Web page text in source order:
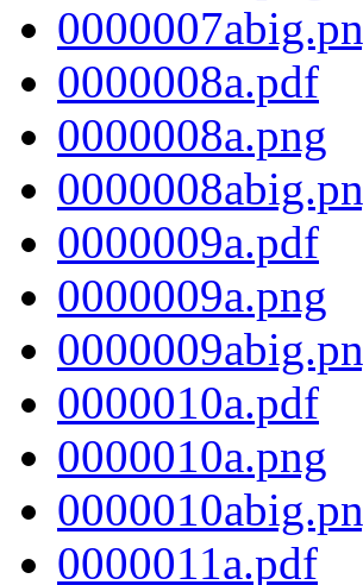
0000008a.pdf
0000008a.png
0000009a.pdf
0000009a.png
0000010a.pdf
0000010a.png
0000011a.pdf